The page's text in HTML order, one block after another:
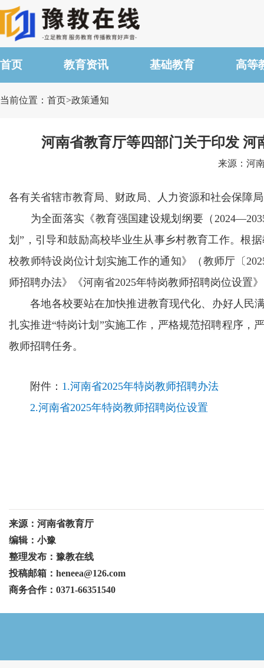
首页 教育资讯 基础教育 高等
当前位置：首页>政策通知
河南省教育厅等四部门关于印发 河
来源：河
各有关省辖市教育局、财政局、人力资源和社会保障
为全面落实《教育强国建设规划纲要（
划”，引导和鼓励高校毕业生从事乡村教育工作。根
校教师特设岗位计划实施工作的通知》（教师厅〔
师招聘办法》《河南省2025年特岗教师招聘岗位设置
各地各校要站在加快推进教育现代化、办好人民
扎实推进“特岗计划”实施工作，严格规范招聘程序，
教师招聘任务。
附件： 1.河南省2025年特岗教师招聘办法
2.河南省2025年特岗教师招聘岗位设置
来源：河南省教育厅
编辑：小豫
整理发布：豫教在线
投稿邮箱：heneea@126.com
商务合作：0371-66351540